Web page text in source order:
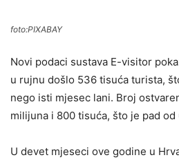
foto:PIXABAY
Novi podaci sustava E-visitor
u rujnu došlo 536 tisuća turista,
nego isti mjesec lani. Broj
milijuna i 800 tisuća, što je pad od
U devet mjeseci ove godine u